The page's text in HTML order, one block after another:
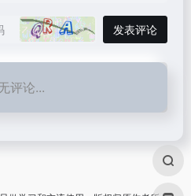
发表评论
评论...